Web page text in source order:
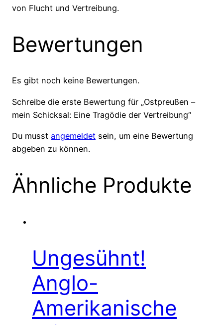
von Flucht und Vertreibung.
Bewertungen
Es gibt noch keine Bewertungen.
Schreibe die erste Bewertung für „Ostpreußen –
mein Schicksal: Eine Tragödie der Vertreibung“
Du musst angemeldet sein, um eine Bewertung
abgeben zu können.
Ähnliche Produkte
Ungesühnt!
Anglo-
Amerikanische